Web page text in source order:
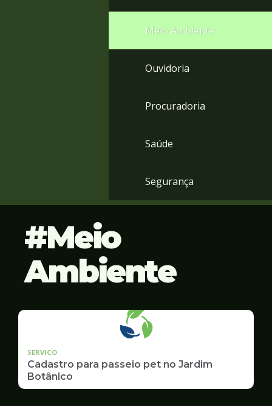
Meio Ambiente
Ouvidoria
Procuradoria
Saúde
Segurança
Meio
Ambiente
SERVICO
Cadastro para passeio pet no Jardim
Botânico